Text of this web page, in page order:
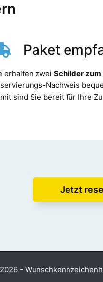
Paket
erhalten zwei Schilder
Nachweis
sind Sie bereit für Ihre
Jetzt
-